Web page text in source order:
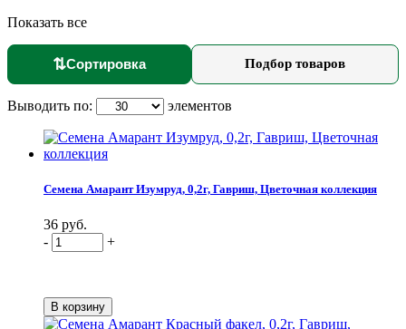
Показать все
⇅Сортировка Подбор товаров
Выводить по: элементов
Семена Амарант Изумруд, 0,2г, Гавриш, Цветочная коллекция
36 руб.
-
+